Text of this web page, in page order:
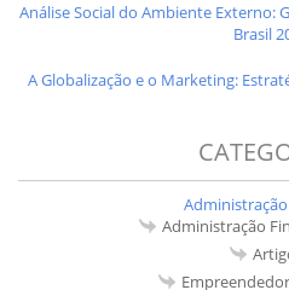
Análise Social do Ambiente Externo:
Brasil
A Globalização e o Marketing:
Administração